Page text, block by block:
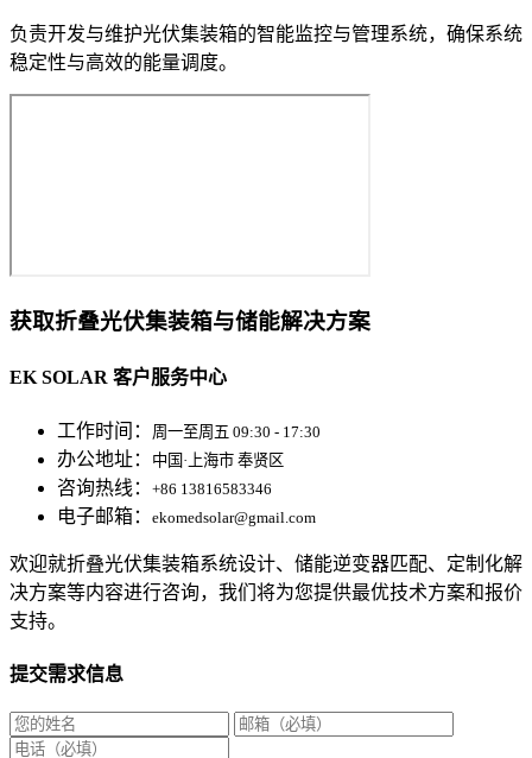
负责开发与维护光伏集装箱的智能监控与管理系统，确保系统
稳定性与高效的能量调度。
获取折叠光伏集装箱与储能解决方案
EK SOLAR 客户服务中心
工作时间： 周一至周五 09:30 - 17:30
办公地址： 中国·上海市 奉贤区
咨询热线： +86 13816583346
电子邮箱： ekomedsolar@gmail.com
欢迎就折叠光伏集装箱系统设计、储能逆变器匹配、定制化解
决方案等内容进行咨询，我们将为您提供最优技术方案和报价
支持。
提交需求信息